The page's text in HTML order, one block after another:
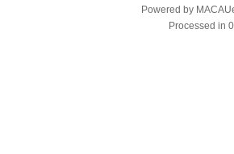
Powered by
Processed in